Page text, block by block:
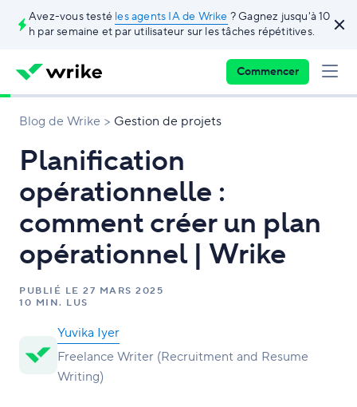
Avez-vous testé les agents IA de Wrike ? Gagnez jusqu'à 10
h par semaine et par utilisateur sur les tâches répétitives.
Commencer
Blog de Wrike Gestion de projets
Planification
opérationnelle :
comment créer un plan
opérationnel | Wrike
PUBLIÉ LE 27 MARS 2025
10 MIN. LUS
Yuvika Iyer
Freelance Writer (Recruitment and Resume
Writing)